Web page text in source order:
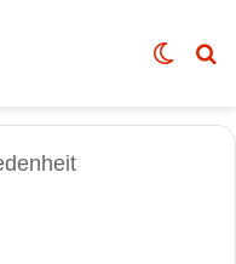
Skin